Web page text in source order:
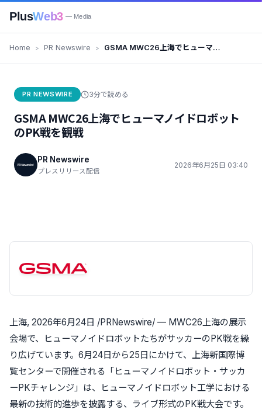
PlusWeb3 — Media
Home PR Newswire
GSMA MWC26上海でヒューマノ
PR NEWSWIRE 3分で読める
GSMA MWC26上海でヒューマノイドロボット
のPK戦を観戦
PR Newswire
プレスリリース配信
2026年6月25日 03:40
上海, 2026年6月24日 /PRNewswire/ — MWC26上海の展示
会場で、ヒューマノイドロボットたちがサッカーのPK戦を繰
り広げています。6月24日から25日にかけて、上海新国際博
覧センターで開催される「ヒューマノイドロボット・サッカ
ーPKチャレンジ」は、ヒューマノイドロボット工学における
最新の技術的進歩を披露する、ライブ形式のPK戦大会です。